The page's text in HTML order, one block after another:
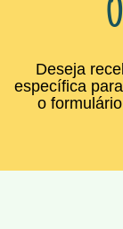
Deseja
específica
o